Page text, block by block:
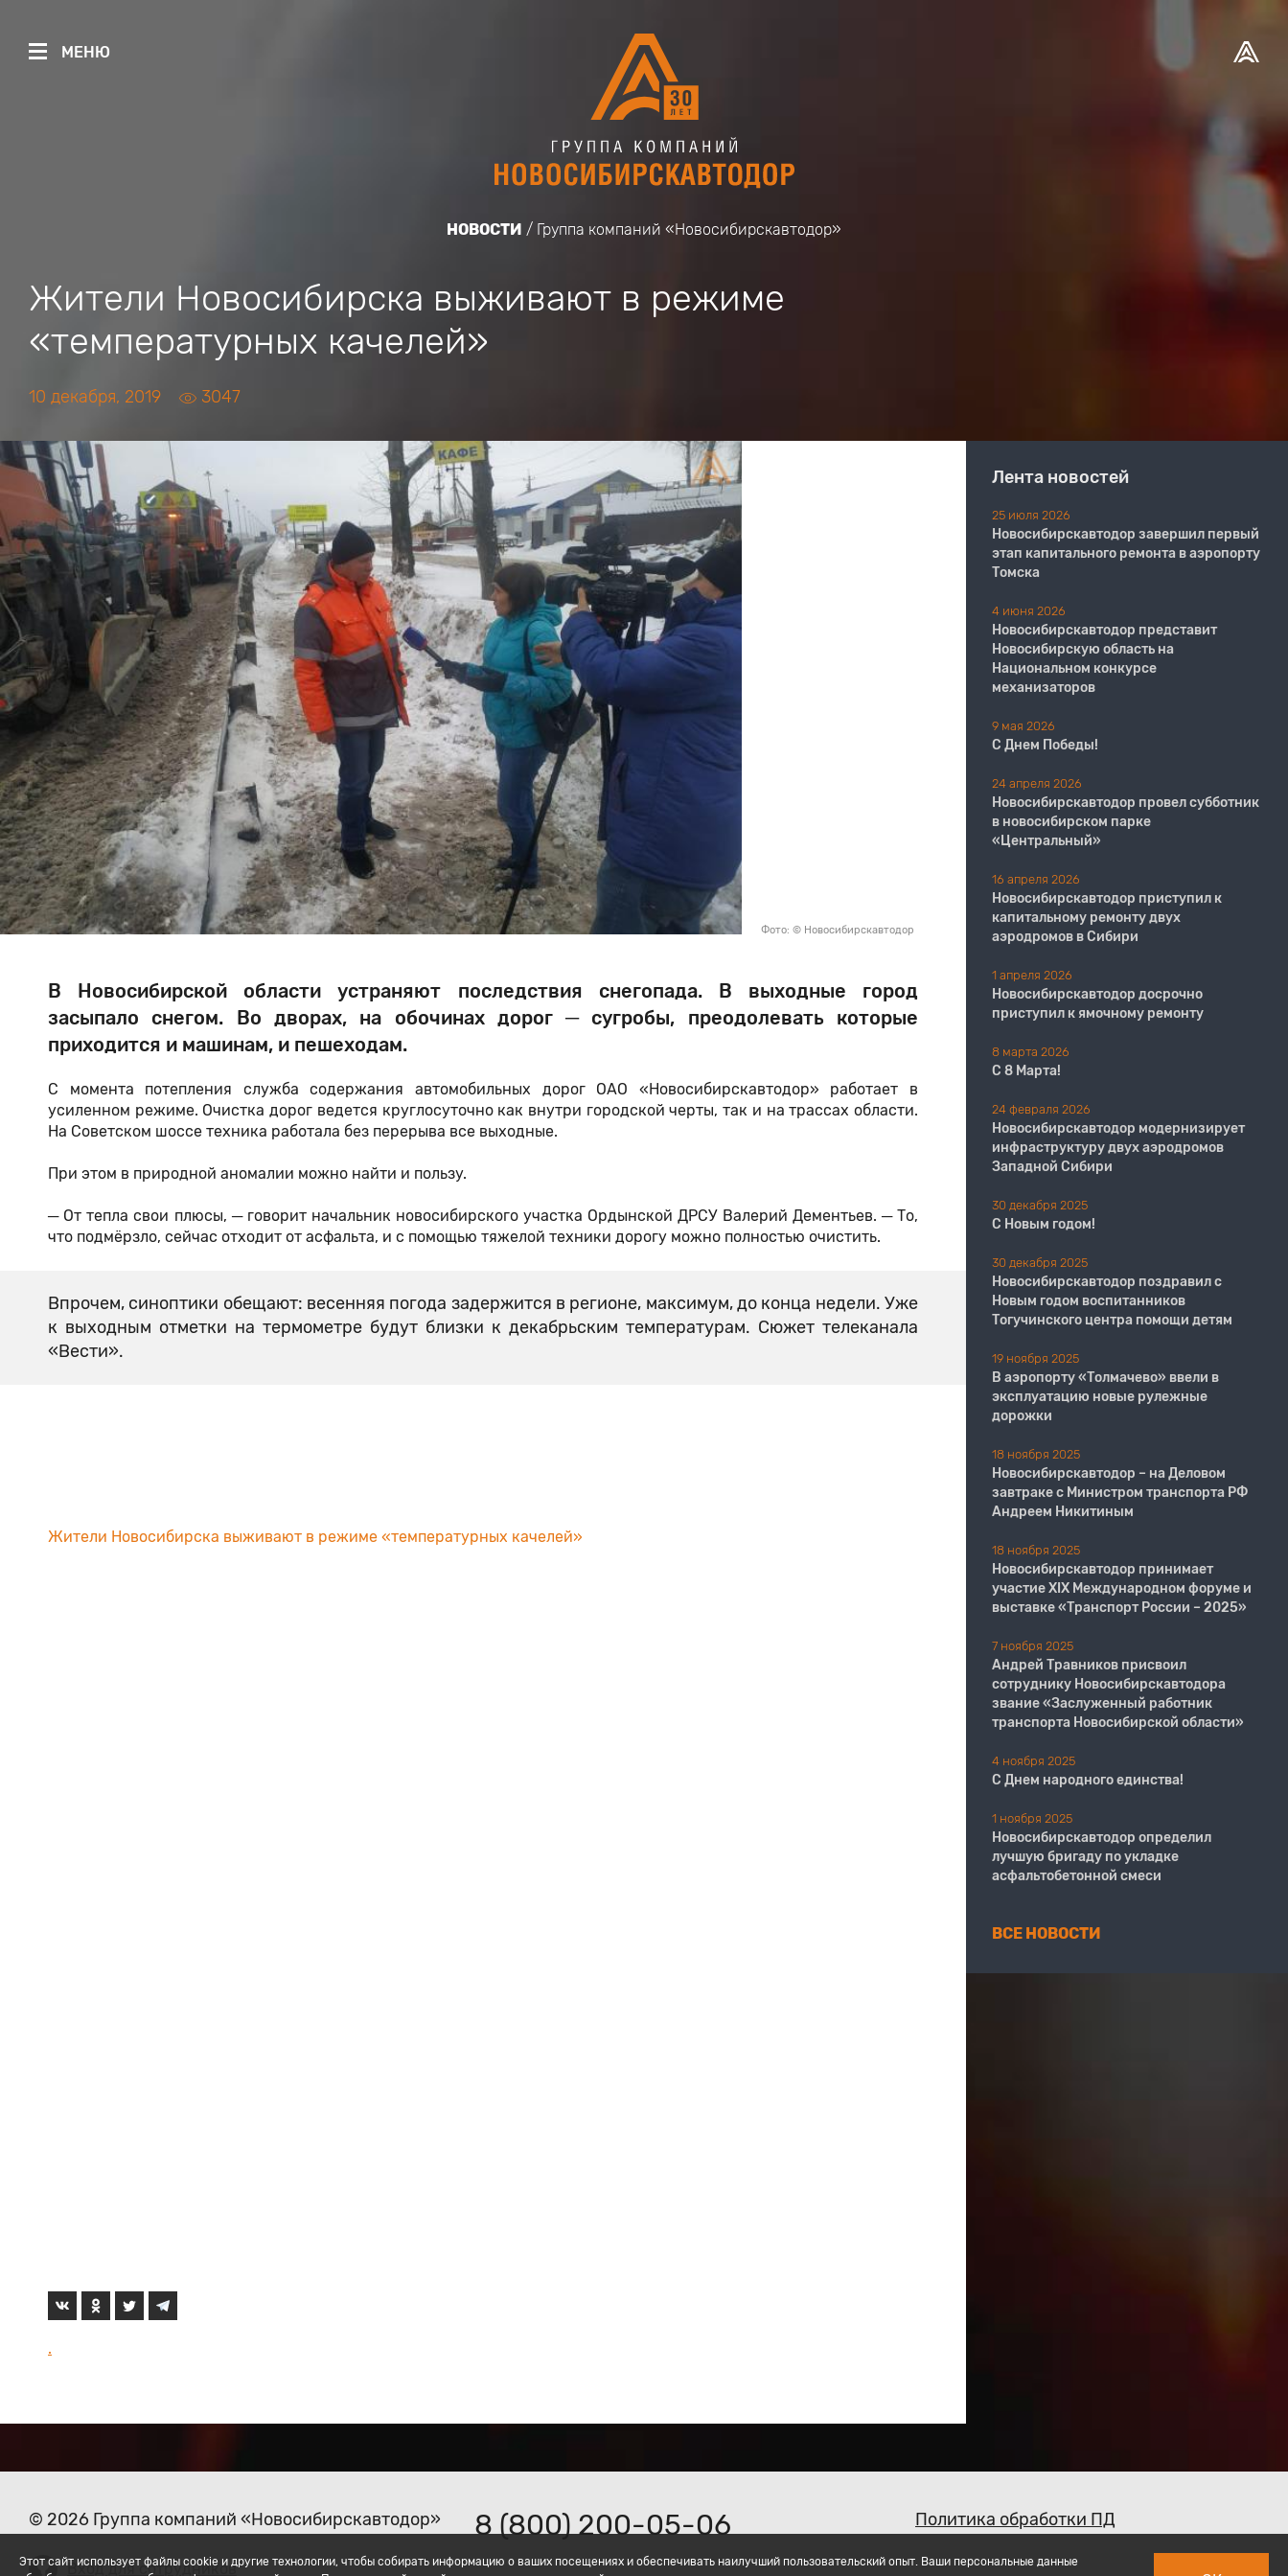
МЕНЮ
НОВОСТИ Группа компаний «Новосибирскавтодор»
Жители Новосибирска выживают в режиме
«температурных качелей»
10 декабря, 2019 3047
Фото: © Новосибирскавтодор
В Новосибирской области устраняют последствия снегопада. В выходные город
засыпало снегом. Во дворах, на обочинах дорог ─ сугробы, преодолевать которые
приходится и машинам, и пешеходам.
С момента потепления служба содержания автомобильных дорог ОАО «Новосибирскавтодор» работает в
усиленном режиме. Очистка дорог ведется круглосуточно как внутри городской черты, так и на трассах области.
На Советском шоссе техника работала без перерыва все выходные.
При этом в природной аномалии можно найти и пользу.
─ От тепла свои плюсы, ─ говорит начальник новосибирского участка Ордынской ДРСУ Валерий Дементьев. ─ То,
что подмёрзло, сейчас отходит от асфальта, и с помощью тяжелой техники дорогу можно полностью очистить.
Впрочем, синоптики обещают: весенняя погода задержится в регионе, максимум, до конца недели. Уже
к выходным отметки на термометре будут близки к декабрьским температурам. Сюжет телеканала
«Вести».
Жители Новосибирска выживают в режиме «температурных качелей»
.
Лента новостей
25 июля 2026
Новосибирскавтодор завершил первый
этап капитального ремонта в аэропорту
Томска
4 июня 2026
Новосибирскавтодор представит
Новосибирскую область на
Национальном конкурсе
механизаторов
9 мая 2026
С Днем Победы!
24 апреля 2026
Новосибирскавтодор провел субботник
в новосибирском парке
«Центральный»
16 апреля 2026
Новосибирскавтодор приступил к
капитальному ремонту двух
аэродромов в Сибири
1 апреля 2026
Новосибирскавтодор досрочно
приступил к ямочному ремонту
8 марта 2026
С 8 Марта!
24 февраля 2026
Новосибирскавтодор модернизирует
инфраструктуру двух аэродромов
Западной Сибири
30 декабря 2025
С Новым годом!
30 декабря 2025
Новосибирскавтодор поздравил с
Новым годом воспитанников
Тогучинского центра помощи детям
19 ноября 2025
В аэропорту «Толмачево» ввели в
эксплуатацию новые рулежные
дорожки
18 ноября 2025
Новосибирскавтодор – на Деловом
завтраке с Министром транспорта РФ
Андреем Никитиным
18 ноября 2025
Новосибирскавтодор принимает
участие XIX Международном форуме и
выставке «Транспорт России – 2025»
7 ноября 2025
Андрей Травников присвоил
сотруднику Новосибирскавтодора
звание «Заслуженный работник
транспорта Новосибирской области»
4 ноября 2025
С Днем народного единства!
1 ноября 2025
Новосибирскавтодор определил
лучшую бригаду по укладке
асфальтобетонной смеси
ВСЕ НОВОСТИ
© 2026 Группа компаний «Новосибирскавтодор» 8 (800) 200-05-06 Политика обработки ПД
Вход для сотрудников
Этот сайт использует файлы cookie и другие технологии, чтобы собирать информацию о ваших посещениях и обеспечивать наилучший пользовательский опыт. Ваши персональные данные